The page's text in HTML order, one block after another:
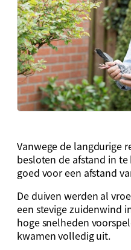
Vanwege de langdurige
besloten de afstand in
goed voor een afstand
De duiven werden al
een stevige zuidenwind
hoge snelheden
kwamen volledig uit.